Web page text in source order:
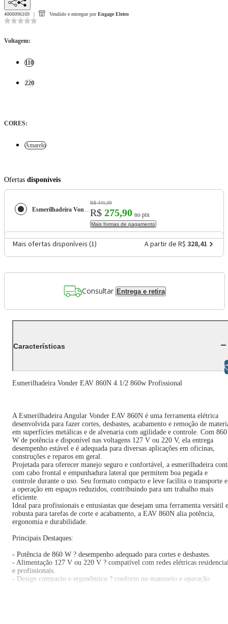
4000096169 Vendido e entregue por Engage Eletro
Voltagem:
110
220
CORES:
Amarelo
Ofertas disponíveis
Esmerilhadeira Vonder EAV 860N 4.1/2 860w Profissional
R$ 341,00
R$ 275,90 no pix
Mais formas de pagamento
Mais ofertas disponíveis (1) A partir de R$ 328,41
Consultar Entrega e retira
Características
Esmerilhadeira Vonder EAV 860N 4.1/2 860w Profissional
A Esmerilhadeira Angular Vonder EAV 860N é uma ferramenta elétrica
desenvolvida para fazer cortes, desbastes, acabamento e remoção de
em superfícies metálicas e de alvenaria com agilidade e controle. Com 860
W de potência e disponível nas voltagens 127 V ou 220 V, ela entrega
desempenho estável e é adequada para diversas aplicações em oficinas,
construções e reparos em geral.
Projetada para oferecer manejo seguro e confortável, a esmerilhadeira
com cabo frontal e empunhadura lateral que permitem boa pegada e
controle durante o uso. Seu formato compacto e leve facilita o transporte e
a operação em espaços reduzidos, contribuindo para um trabalho mais
eficiente.
Ideal para profissionais e entusiastas que desejam uma ferramenta versátil e
robusta para tarefas de corte e acabamento, a EAV 860N alia potência,
ergonomia e durabilidade.
Principais Destaques:
- Potência de 860 W ? desempenho adequado para cortes e desbastes.
- Alimentação 127 V ou 220 V ? compatível com redes elétricas
e profissionais.
- Design compacto e ergonômico ? conforto no manuseio e operação